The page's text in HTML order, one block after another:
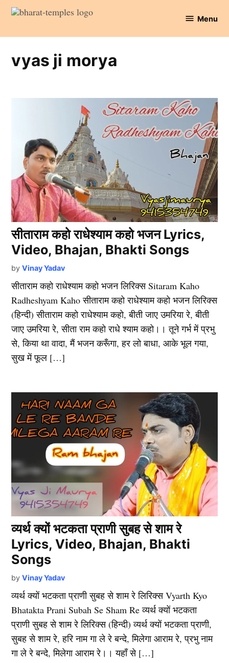
Skip
content
Temples
Menu
vyas ji morya
सीताराम कहो राधेश्याम कहो भजन Lyrics,
Video, Bhajan, Bhakti Songs
by Vinay Yadav
सीताराम कहो राधेश्याम कहो भजन लिरिक्स Sitaram Kaho
Radheshyam Kaho सीताराम कहो राधेश्याम कहो भजन लिरिक्स
(हिन्दी) सीताराम कहो राधेश्याम कहो, बीती जाए उमरिया रे, बीती
जाए उमरिया रे, सीता राम कहो राधे श्याम कहो।। तूने गर्भ में प्रभु
से, किया था वादा, मैं भजन करूँगा, हर लो बाधा, आके भूल गया,
सुख में फूल […]
व्यर्थ क्यों भटकता प्राणी सुबह से शाम रे
Lyrics, Video, Bhajan, Bhakti
Songs
by Vinay Yadav
व्यर्थ क्यों भटकता प्राणी सुबह से शाम रे लिरिक्स Vyarth Kyo
Bhatakta Prani Subah Se Sham Re व्यर्थ क्यों भटकता
प्राणी सुबह से शाम रे लिरिक्स (हिन्दी) व्यर्थ क्यों भटकता प्राणी,
सुबह से शाम रे, हरि नाम गा ले रे बन्दे, मिलेगा आराम रे, प्रभु नाम
गा ले रे बन्दे, मिलेगा आराम रे।। यहाँ से […]